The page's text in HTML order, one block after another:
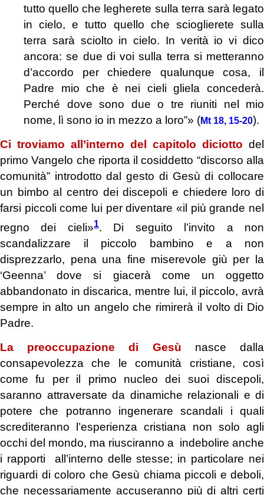
tutto quello che legherete sulla terra sarà legato
in cielo, e tutto quello che scioglierete sulla
terra sarà sciolto in cielo. In verità io vi dico
ancora: se due di voi sulla terra si metteranno
d’accordo per chiedere qualunque cosa, il
Padre mio che è nei cieli gliela concederà.
Perché dove sono due o tre riuniti nel mio
nome, lì sono io in mezzo a loro”» (Mt 18, 15-20).
Ci troviamo all’interno del capitolo diciotto del
primo Vangelo che riporta il cosiddetto “discorso alla
comunità” introdotto dal gesto di Gesù di collocare
un bimbo al centro dei discepoli e chiedere loro di
farsi piccoli come lui per diventare «il più grande nel
regno dei cieli»1. Di seguito l’invito a non
scandalizzare il piccolo bambino e a non
disprezzarlo, pena una fine miserevole giù per la
‘Geenna’ dove si giacerà come un oggetto
abbandonato in discarica, mentre lui, il piccolo, avrà
sempre in alto un angelo che rimirerà il volto di Dio
Padre.
La preoccupazione di Gesù nasce dalla
consapevolezza che le comunità cristiane, così
come fu per il primo nucleo dei suoi discepoli,
saranno attraversate da dinamiche relazionali e di
potere che potranno ingenerare scandali i quali
screditeranno l’esperienza cristiana non solo agli
occhi del mondo, ma riusciranno a indebolire anche
i rapporti all’interno delle stesse; in particolare nei
riguardi di coloro che Gesù chiama piccoli e deboli,
che necessariamente accuseranno più di altri certi